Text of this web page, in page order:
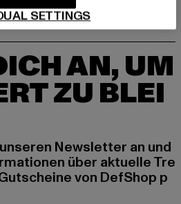
AN, UM
ZU BLEI
Newsletter an und
über aktuelle Tre
von DefShop p
SETTINGS